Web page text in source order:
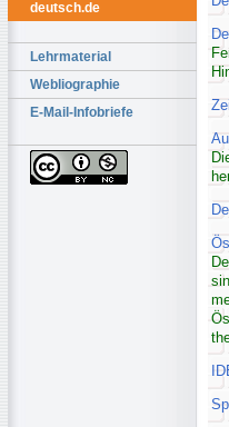
deutsch.de
Lehrmaterial
Webliographie
E-Mail-Infobriefe